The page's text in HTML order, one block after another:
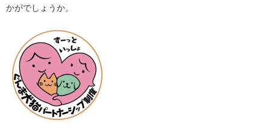
かがでしょうか。